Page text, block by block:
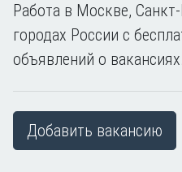
Работа в Москве,
городах России с
объявлений о вакансиях.
Добавить вакансию